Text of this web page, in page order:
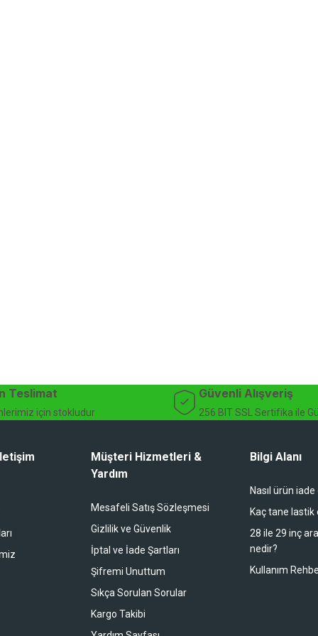
Teslimat
için stokludur
Güvenli Alışveriş
256 BIT SSL Sertifika ile
Müşteri Hizmetleri &
Yardım
Mesafeli Satış Sözleşmesi
Gizlilik ve Güvenlik
İptal ve İade Şartları
Şifremi Unuttum
Sıkça Sorulan Sorular
Kargo Takibi
Bilgi Alanı
Nasıl ürün
Kaç tane lastik
28 ile 29 inç
nedir?
Kullanım